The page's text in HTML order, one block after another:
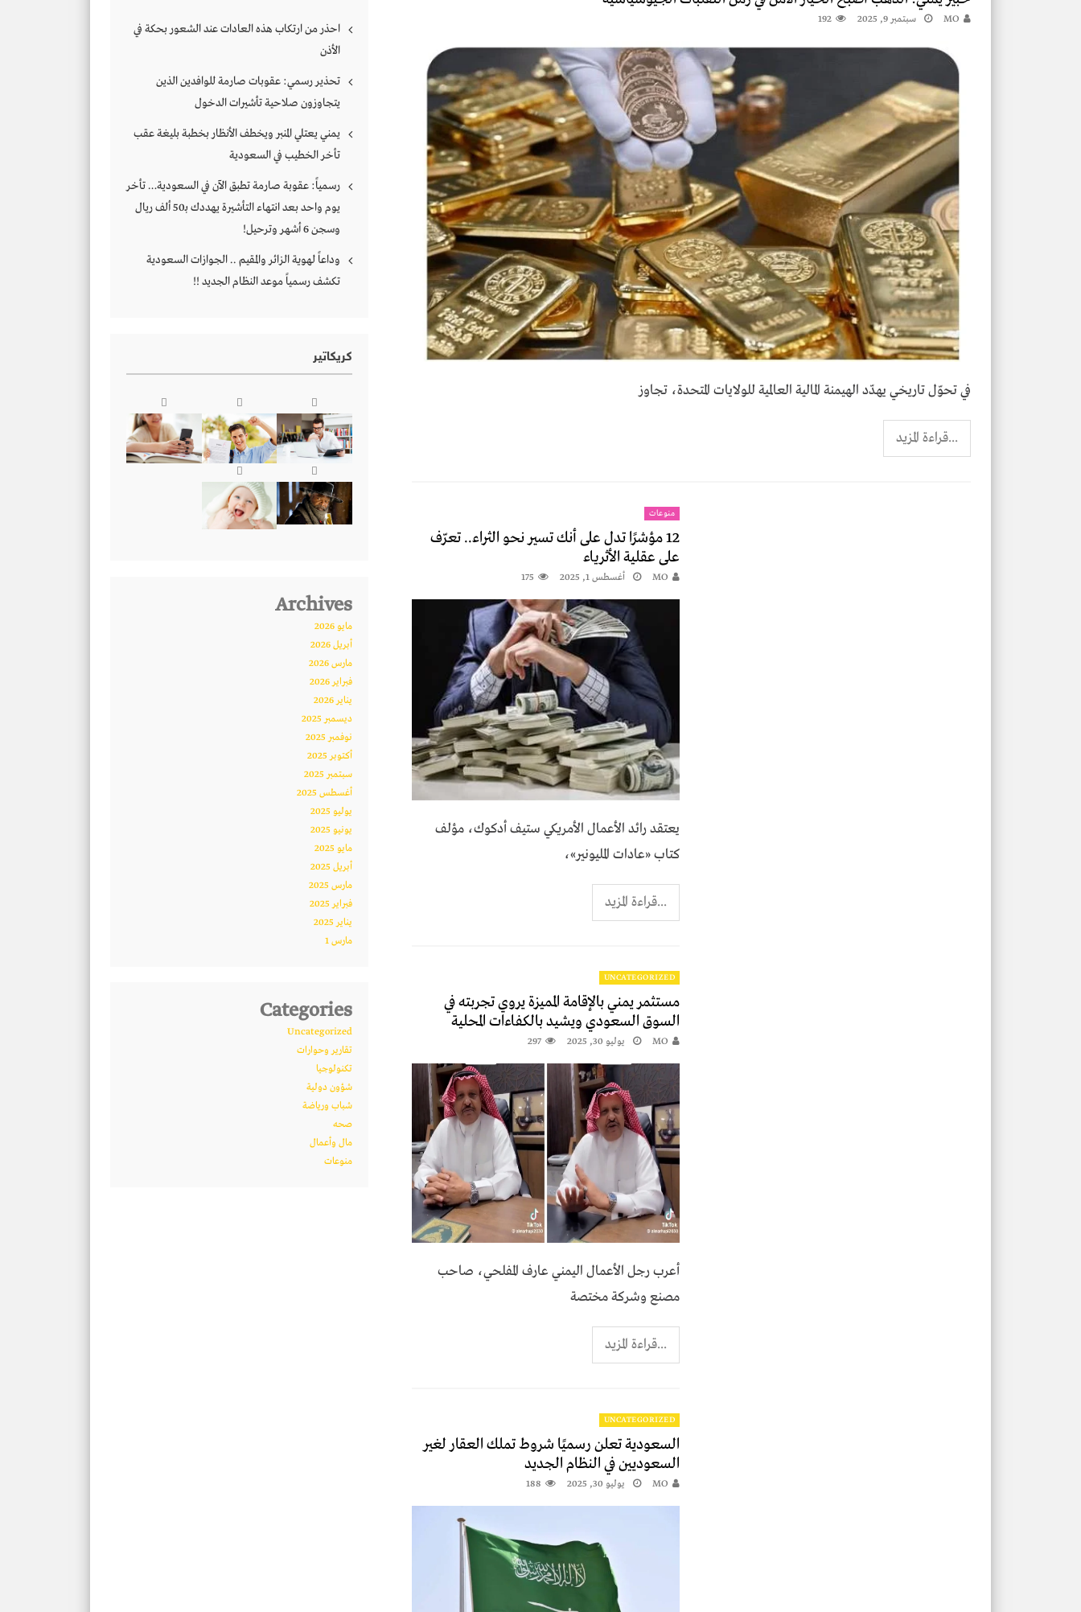
MO سبتمبر 9, 2025 192
في تحوّل تاريخي يهدّد الهيمنة المالية العالمية للولايات المتحدة، تجاوز
...قراءة المزيد
منوعات
12 مؤشرًا تدل على أنك تسير نحو الثراء.. تعرّف
على عقلية الأثرياء
MO أغسطس 1, 2025 175
يعتقد رائد الأعمال الأمريكي ستيف أدكوك، مؤلف
كتاب «عادات المليونير»،
...قراءة المزيد
UNCATEGORIZED
مستثمر يمني بالإقامة المميزة يروي تجربته في
السوق السعودي ويشيد بالكفاءات المحلية
MO يوليو 30, 2025 297
أعرب رجل الأعمال اليمني عارف المفلحي، صاحب
مصنع وشركة مختصة
...قراءة المزيد
UNCATEGORIZED
السعودية تعلن رسميًا شروط تملك العقار لغير
السعوديين في النظام الجديد
MO يوليو 30, 2025 188
احذر من ارتكاب هذه العادات عند الشعور بحكة في
الأذن
تحذير رسمي: عقوبات صارمة للوافدين الذين
يتجاوزون صلاحية تأشيرات الدخول
يمني يعتلي المنبر ويخطف الأنظار بخطبة بليغة عقب
تأخر الخطيب في السعودية
رسمياً: عقوبة صارمة تطبق الآن في السعودية… تأخر
يوم واحد بعد انتهاء التأشيرة يهددك بـ50 ألف ريال
وسجن 6 أشهر وترحيل!
وداعاً لهوية الزائر والمقيم .. الجوازات السعودية
تكشف رسمياً موعد النظام الجديد !!
كريكاتير
Archives
مايو 2026
أبريل 2026
مارس 2026
فبراير 2026
يناير 2026
ديسمبر 2025
نوفمبر 2025
أكتوبر 2025
سبتمبر 2025
أغسطس 2025
يوليو 2025
يونيو 2025
مايو 2025
أبريل 2025
مارس 2025
فبراير 2025
يناير 2025
مارس 1
Categories
Uncategorized
تقارير وحوارات
تكنولوجيا
شؤون دولية
شباب ورياضة
صحه
مال وأعمال
منوعات